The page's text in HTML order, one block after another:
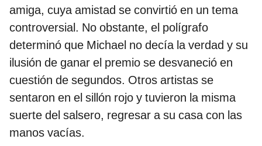
amiga, cuya amistad se convirtió en un tema
controversial. No obstante, el polígrafo
determinó que Michael no decía la verdad y su
ilusión de ganar el premio se desvaneció en
cuestión de segundos. Otros artistas se
sentaron en el sillón rojo y tuvieron la misma
suerte del salsero, regresar a su casa con las
manos vacías.